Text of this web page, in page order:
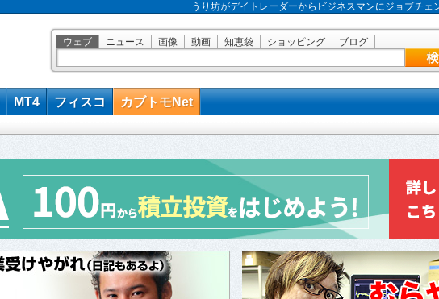
うり坊がデイトレーダーからビジネスマンにジョブチェ
ウェブ ニュース 画像 動画 知恵袋 ショッピング ブログ
MT4 フィスコ カブトモNet